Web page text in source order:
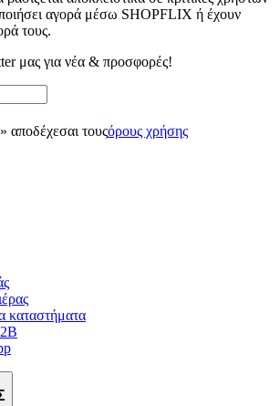
τις μετρήσεις σχετικά με
την καλύτερη εικόνα του κοινού
με την από μέρους σας χρήση της
και ανάλυσης.
αγορά μέσω SHOPFLIX ή έχουν
τους.
μας για νέα & προσφορές!
αποδέχεσαι τουςόρους χρήσης
καταστήματα